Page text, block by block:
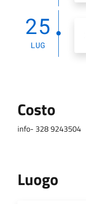
25
LUG
Costo
info- 328 9243504
Luogo